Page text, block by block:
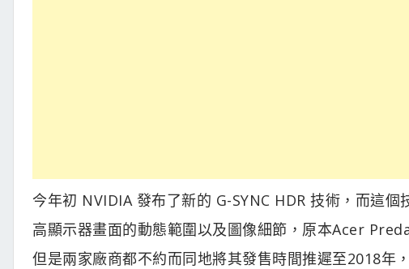
今年初 NVIDIA 發布了新的 G-SYNC HDR 技術，而這
高顯示器畫面的動態範圍以及圖像細節，原本Acer
但是兩家廠商都不約而同地將其發售時間推遲至2018年